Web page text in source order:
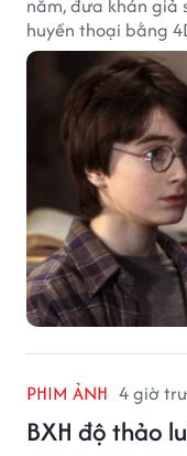
huyền thoại bằng
PHIM ẢNH 4 giờ
BXH độ thảo